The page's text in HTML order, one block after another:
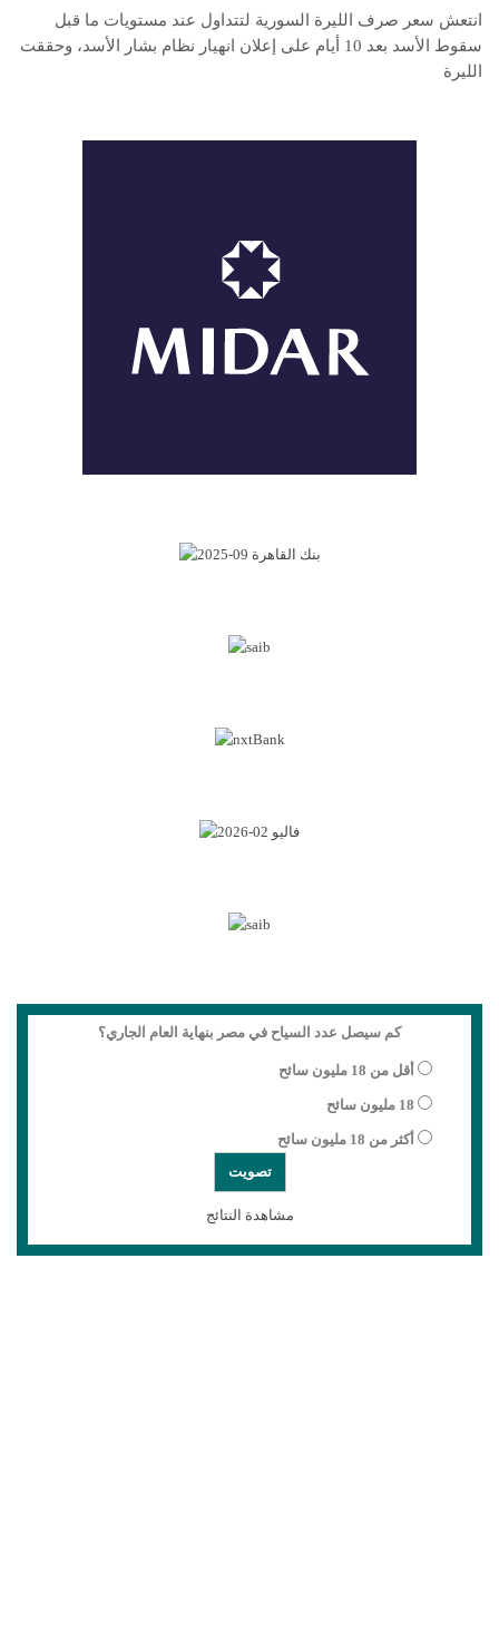
انتعش سعر صرف الليرة السورية لتتداول عند مستويات ما قبل
سقوط الأسد بعد 10 أيام على إعلان انهيار نظام بشار الأسد، وحققت
الليرة
كم سيصل عدد السياح في مصر بنهاية العام الجاري؟
أقل من 18 مليون سائح
18 مليون سائح
أكثر من 18 مليون سائح
مشاهدة النتائج